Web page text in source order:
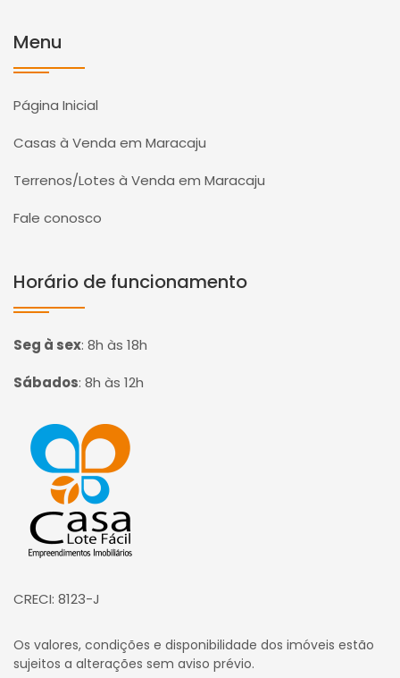
Menu
Página Inicial
Casas à Venda em Maracaju
Terrenos/Lotes à Venda em Maracaju
Fale conosco
Horário de funcionamento
Seg à sex: 8h às 18h
Sábados: 8h às 12h
Página inicial
CRECI: 8123-J
Os valores, condições e disponibilidade dos imóveis estão
sujeitos a alterações sem aviso prévio.